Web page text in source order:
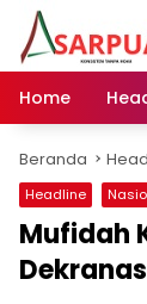
Langsung
konten
Home
Beranda
Headline
Mufidah